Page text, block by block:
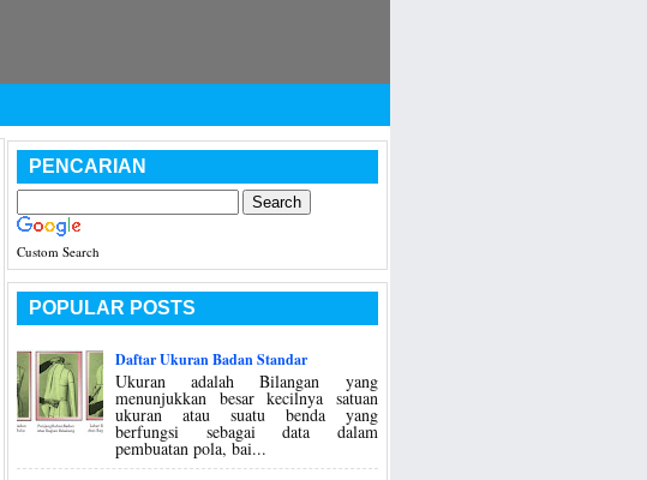
PENCARIAN
Custom Search
POPULAR POSTS
Daftar Ukuran Badan Standar
Ukuran adalah Bilangan yang
menunjukkan besar kecilnya satuan
ukuran atau suatu benda yang
berfungsi sebagai data dalam
pembuatan pola, bai...